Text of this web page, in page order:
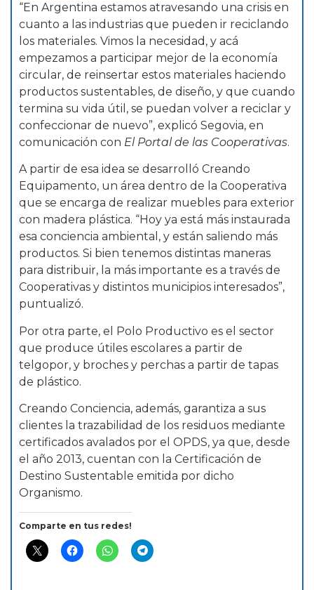
“En Argentina estamos atravesando una crisis en
cuanto a las industrias que pueden ir reciclando
los materiales. Vimos la necesidad, y acá
empezamos a participar mejor de la economía
circular, de reinsertar estos materiales haciendo
productos sustentables, de diseño, y que cuando
termina su vida útil, se puedan volver a reciclar y
confeccionar de nuevo”, explicó Segovia, en
comunicación con El Portal de las Cooperativas.
A partir de esa idea se desarrolló Creando
Equipamento, un área dentro de la Cooperativa
que se encarga de realizar muebles para exterior
con madera plástica. “Hoy ya está más instaurada
esa conciencia ambiental, y están saliendo más
productos. Si bien tenemos distintas maneras
para distribuir, la más importante es a través de
Cooperativas y distintos municipios interesados”,
puntualizó.
Por otra parte, el Polo Productivo es el sector
que produce útiles escolares a partir de
telgopor, y broches y perchas a partir de tapas
de plástico.
Creando Conciencia, además, garantiza a sus
clientes la trazabilidad de los residuos mediante
certificados avalados por el OPDS, ya que, desde
el año 2013, cuentan con la Certificación de
Destino Sustentable emitida por dicho
Organismo.
Comparte en tus redes!